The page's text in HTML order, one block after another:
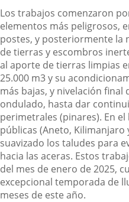
Los trabajos comenzaron
elementos más peligrosos,
postes, y posteriormente la
de tierras y escombros
al aporte de tierras limpias
25.000 m3 y su
más bajas, y nivelación final
ondulado, hasta dar
perimetrales (pinares). En
públicas (Aneto, Kilimanjaro
suavizado los taludes para
hacia las aceras. Estos
del mes de enero de 2025,
excepcional temporada de
meses de este año.